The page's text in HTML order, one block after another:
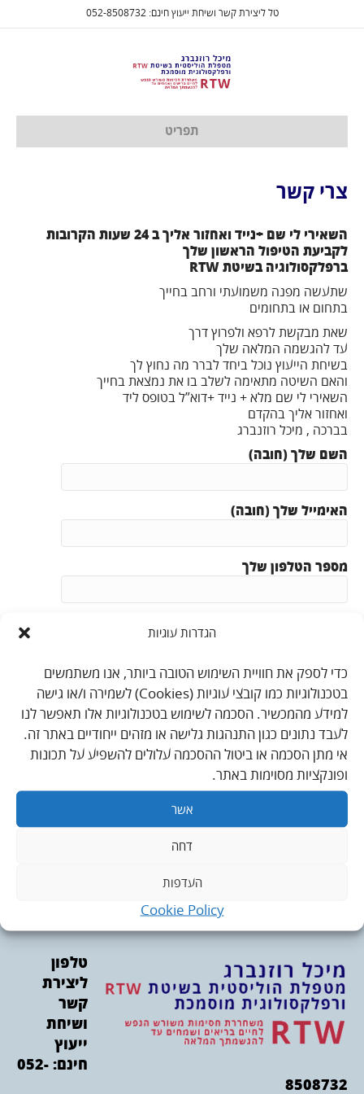
הגדרות עוגיות
כדי לספק את חוויית השימוש הטובה ביותר, אנו משתמשים
בטכנולוגיות כמו קובצי עוגיות (Cookies) לשמירה ו/או גישה
למידע מהמכשיר. הסכמה לשימוש בטכנולוגיות אלו תאפשר לנו
לעבד נתונים כגון התנהגות גלישה או מזהים ייחודיים באתר זה.
אי מתן הסכמה או ביטול ההסכמה עלולים להשפיע על תכונות
ופונקציות מסוימות באתר.
אשר
דחה
העדפות
Cookie Policy
טל ליצירת קשר ושיחת ייעוץ חינם: 052-8508732
תפריט
צרי קשר
השאירי לי שם +נייד ואחזור אליך ב 24 שעות הקרובות
לקביעת הטיפול הראשון שלך
ברפלקסולוגיה בשיטת RTW
שתעשה מפנה משמועתי ורחב בחייך
בתחום או בתחומים
שאת מבקשת לרפא ולפרוץ דרך
עד להגשמה המלאה שלך
בשיחת הייעוץ נוכל ביחד לברר מה נחוץ לך
והאם השיטה מתאימה לשלב בו את נמצאת בחייך
השאירי לי שם מלא + נייד +דוא”ל בטופס ליד
ואחזור אליך בהקדם
בברכה , מיכל רוזנברג
השם שלך (חובה)
האימייל שלך (חובה)
מספר הטלפון שלך
ההודעה שלך
טלפון
ליצירת
קשר
ושיחת
ייעוץ
חינם: 052-
8508732